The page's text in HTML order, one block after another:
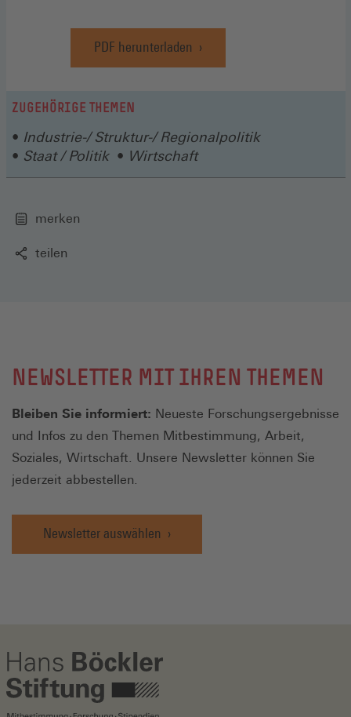
PDF herunterladen
ZUGEHÖRIGE THEMEN
Industrie-/ Struktur-/ Regionalpolitik
Staat / Politik
Wirtschaft
merken
teilen
NEWSLETTER MIT IHREN THEMEN
Bleiben Sie informiert: Neueste Forschungsergebnisse
und Infos zu den Themen Mitbestimmung, Arbeit,
Soziales, Wirtschaft. Unsere Newsletter können Sie
jederzeit abbestellen.
Newsletter auswählen